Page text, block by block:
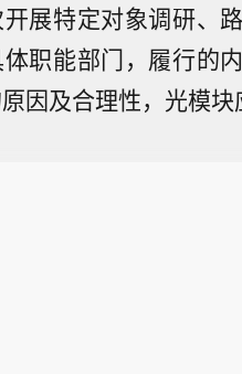
展特定对象调研、
职能部门，履行的
因及合理性，光模